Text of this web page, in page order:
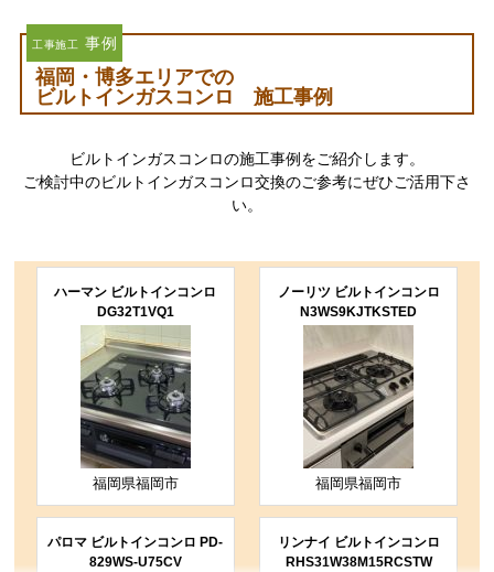
工事施工 事例
福岡・博多エリアでの
ビルトインガスコンロ 施工事例
ビルトインガスコンロの施工事例をご紹介します。
ご検討中のビルトインガスコンロ交換のご参考にぜひご活用下さ
い。
ハーマン ビルトインコンロ
DG32T1VQ1
福岡県福岡市
ノーリツ ビルトインコンロ
N3WS9KJTKSTED
福岡県福岡市
パロマ ビルトインコンロ PD-
829WS-U75CV
リンナイ ビルトインコンロ
RHS31W38M15RCSTW